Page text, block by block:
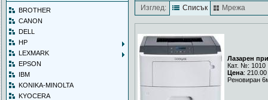
BROTHER
CANON
DELL
HP
LEXMARK
EPSON
IBM
KONIKA-MINOLTA
KYOCERA
Изглед:
Списък Мрежа
Лазарен
Кат. №: 1010
Цена:
Реновиран